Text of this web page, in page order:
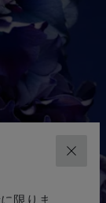
閉じる
限りま